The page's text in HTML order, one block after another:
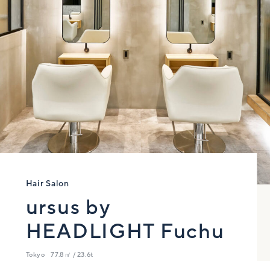
Hair Salon
ursus by
HEADLIGHT Fuchu
Tokyo 77.8㎡ / 23.6t